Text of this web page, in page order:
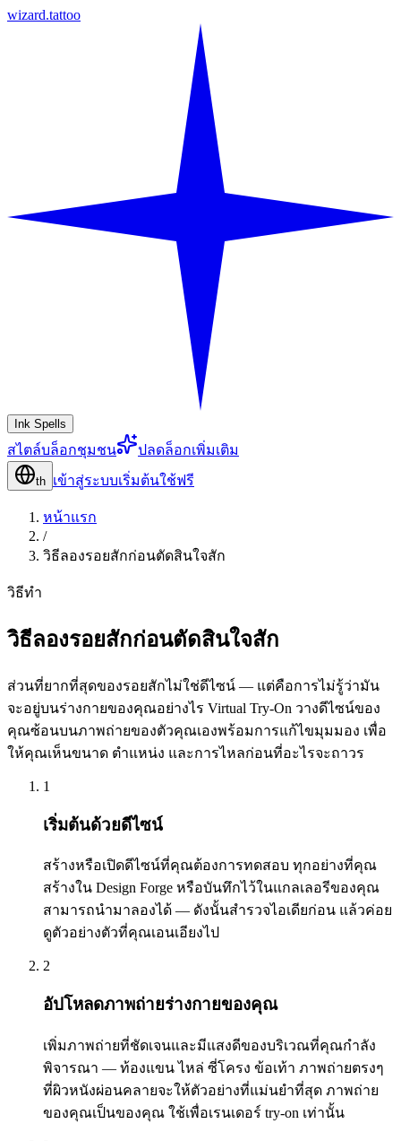
wizard.tattoo
Ink Spells
สไตล์บล็อกชุมชน ปลดล็อกเพิ่มเติม
th เข้าสู่ระบบเริ่มต้นใช้ฟรี
หน้าแรก
/
วิธีลองรอยสักก่อนตัดสินใจสัก
วิธีทำ
วิธีลองรอยสักก่อนตัดสินใจสัก
ส่วนที่ยากที่สุดของรอยสักไม่ใช่ดีไซน์ — แต่คือการไม่รู้ว่ามัน
จะอยู่บนร่างกายของคุณอย่างไร Virtual Try-On วางดีไซน์ของ
คุณซ้อนบนภาพถ่ายของตัวคุณเองพร้อมการแก้ไขมุมมอง เพื่อ
ให้คุณเห็นขนาด ตำแหน่ง และการไหลก่อนที่อะไรจะถาวร
1
เริ่มต้นด้วยดีไซน์
สร้างหรือเปิดดีไซน์ที่คุณต้องการทดสอบ ทุกอย่างที่คุณ
สร้างใน Design Forge หรือบันทึกไว้ในแกลเลอรีของคุณ
สามารถนำมาลองได้ — ดังนั้นสำรวจไอเดียก่อน แล้วค่อย
ดูตัวอย่างตัวที่คุณเอนเอียงไป
2
อัปโหลดภาพถ่ายร่างกายของคุณ
เพิ่มภาพถ่ายที่ชัดเจนและมีแสงดีของบริเวณที่คุณกำลัง
พิจารณา — ท้องแขน ไหล่ ซี่โครง ข้อเท้า ภาพถ่ายตรงๆ
ที่ผิวหนังผ่อนคลายจะให้ตัวอย่างที่แม่นยำที่สุด ภาพถ่าย
ของคุณเป็นของคุณ ใช้เพื่อเรนเดอร์ try-on เท่านั้น